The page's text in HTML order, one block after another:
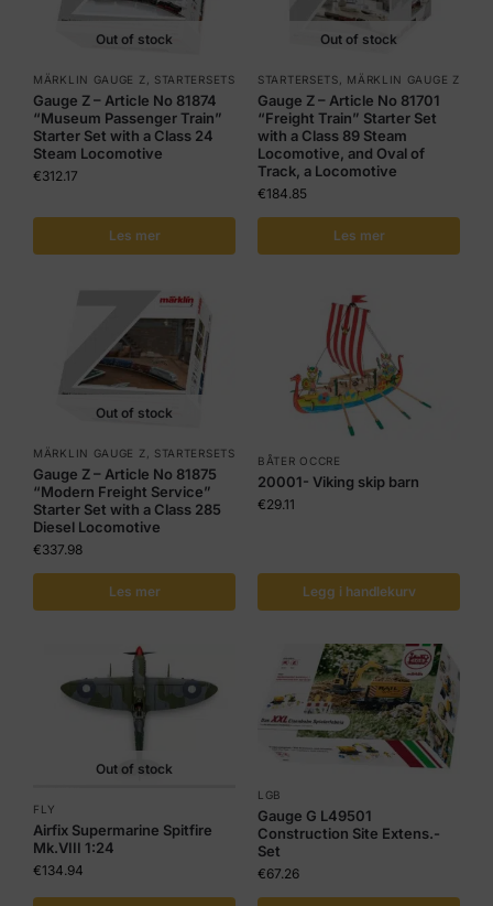
Out of stock
MÄRKLIN GAUGE Z STARTERSETS
Gauge Z – Article No 81874
“Museum Passenger Train”
Starter Set with a Class 24
Steam Locomotive
€312.17
Les mer
Out of stock
STARTERSETS MÄRKLIN GAUGE Z
Gauge Z – Article No 81701
“Freight Train” Starter Set
with a Class 89 Steam
Locomotive, and Oval of
Track, a Locomotive
€184.85
Les mer
Out of stock
MÄRKLIN GAUGE Z STARTERSETS
Gauge Z – Article No 81875
“Modern Freight Service”
Starter Set with a Class 285
Diesel Locomotive
€337.98
Les mer
BÅTER OCCRE
20001- Viking skip barn
€29.11
Legg i handlekurv
Out of stock
FLY
Airfix Supermarine Spitfire
Mk.VIII 1:24
€134.94
LGB
Gauge G L49501
Construction Site Extens.-
Set
€67.26